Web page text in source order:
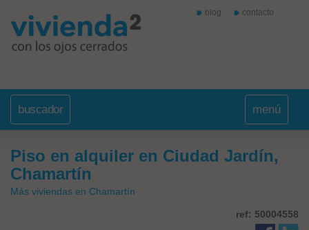
blog contacto
buscador menú
Piso en alquiler en Ciudad Jardín,
Chamartín
Más viviendas en Chamartín
ref: 50004558